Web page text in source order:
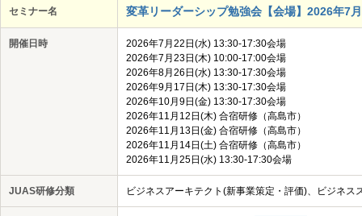
セミナー名 変革リーダーシップ勉強会【会場】2026年7
開催日時
2026年7月22日(水) 13:30-17:30会場
2026年7月23日(木) 10:00-17:00会場
2026年8月26日(水) 13:30-17:30会場
2026年9月17日(木) 13:30-17:30会場
2026年10月9日(金) 13:30-17:30会場
2026年11月12日(木) 合宿研修（高島市）
2026年11月13日(金) 合宿研修（高島市）
2026年11月14日(土) 合宿研修（高島市）
2026年11月25日(水) 13:30-17:30会場
JUAS研修分類 ビジネスアーキテクト(新事業策定・評価)、ビジネ